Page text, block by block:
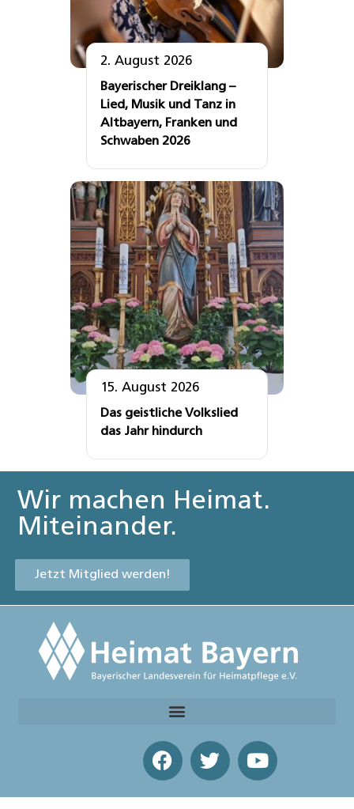
2. August 2026
Bayerischer Dreiklang –
Lied, Musik und Tanz in
Altbayern, Franken und
Schwaben 2026
15. August 2026
Das geistliche Volkslied
das Jahr hindurch
Wir machen Heimat.
Miteinander.
Jetzt Mitglied werden!